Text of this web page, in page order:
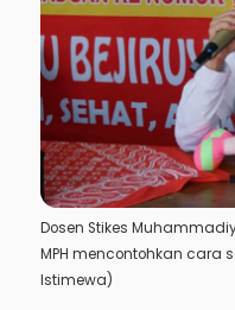
Dosen Stikes
MPH mencontohkan cara
Istimewa)